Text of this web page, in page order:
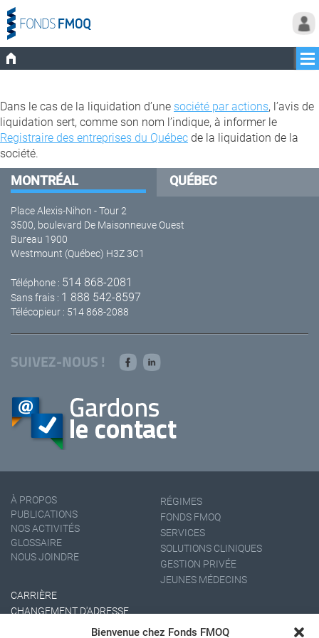
Bienvenue chez Fonds FMOQ
Dans le cas de la liquidation d’une société par actions, l’avis de
liquidation sert, comme son nom l’indique, à informer le
Registraire des entreprises du Québecde la liquidation de la
société.
MONTRÉAL QUÉBEC
Place Alexis-Nihon - Tour 2
3500, boulevard De Maisonneuve Ouest
Bureau 1900
Westmount (Québec) H3Z 3C1
Téléphone : 514 868-2081
Sans frais : 1 888 542-8597
Télécopieur : 514 868-2088
SUIVEZ-NOUS !
À PROPOS
PUBLICATIONS
NOS ACTIVITÉS
GLOSSAIRE
NOUS JOINDRE
RÉGIMES
FONDS FMOQ
SERVICES
SOLUTIONS CLINIQUES
GESTION PRIVÉE
JEUNES MÉDECINS
CARRIÈRE
CHANGEMENT D'ADRESSE